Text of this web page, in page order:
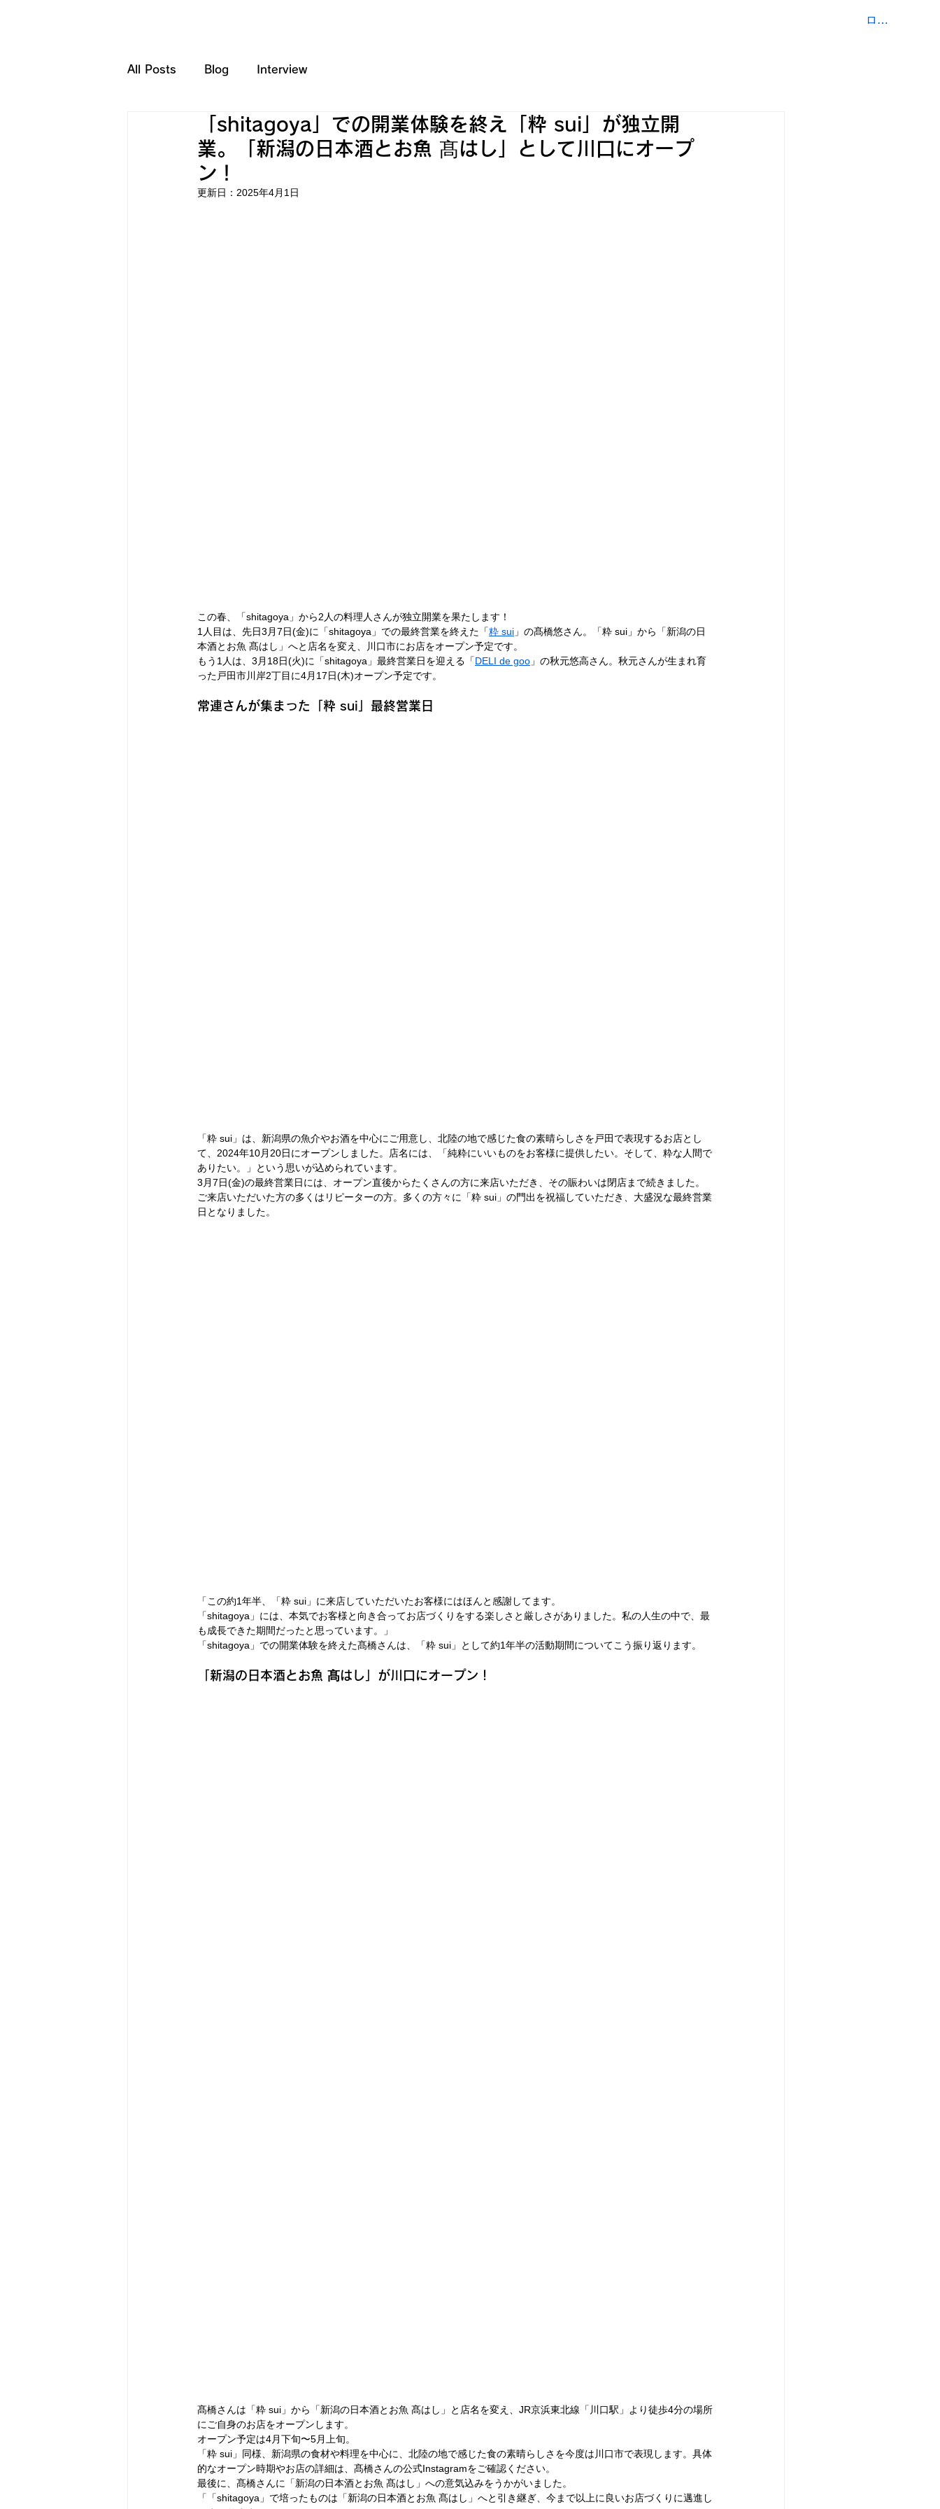
ログイン
All Posts Blog Interview
「shitagoya」での開業体験を終え「粋 sui」が独立開
業。「新潟の日本酒とお魚 髙はし」として川口にオープ
ン！
更新日： 2025年4月1日
この春、「shitagoya」から2人の料理人さんが独立開業を果たします！
1人目は、先日3月7日(金)に「shitagoya」での最終営業を終えた「粋 sui 」の髙橋悠さん。「粋 sui」から「新潟の日
本酒とお魚 髙はし」へと店名を変え、川口市にお店をオープン予定です。
もう1人は、3月18日(火)に「shitagoya」最終営業日を迎える「DELI de goo 」の秋元悠高さん。秋元さんが生まれ育
った戸田市川岸2丁目に4月17日(木)オープン予定です。
常連さんが集まった「粋 sui」最終営業日
「粋 sui」は、新潟県の魚介やお酒を中心にご用意し、北陸の地で感じた食の素晴らしさを戸田で表現するお店とし
て、2024年10月20日にオープンしました。店名には、「純粋にいいものをお客様に提供したい。そして、粋な人間で
ありたい。」という思いが込められています。
3月7日(金)の最終営業日には、オープン直後からたくさんの方に来店いただき、その賑わいは閉店まで続きました。
ご来店いただいた方の多くはリピーターの方。多くの方々に「粋 sui」の門出を祝福していただき、大盛況な最終営業
日となりました。
「この約1年半、「粋 sui」に来店していただいたお客様にはほんと感謝してます。
「shitagoya」には、本気でお客様と向き合ってお店づくりをする楽しさと厳しさがありました。私の人生の中で、最
も成長できた期間だったと思っています。」
「shitagoya」での開業体験を終えた髙橋さんは、「粋 sui」として約1年半の活動期間についてこう振り返ります。
「新潟の日本酒とお魚 髙はし」が川口にオープン！
髙橋さんは「粋 sui」から「新潟の日本酒とお魚 髙はし」と店名を変え、JR京浜東北線「川口駅」より徒歩4分の場所
にご自身のお店をオープンします。
オープン予定は4月下旬〜5月上旬。
「粋 sui」同様、新潟県の食材や料理を中心に、北陸の地で感じた食の素晴らしさを今度は川口市で表現します。具体
的なオープン時期やお店の詳細は、髙橋さんの公式Instagramをご確認ください。
最後に、髙橋さんに「新潟の日本酒とお魚 髙はし」への意気込みをうかがいました。
「「shitagoya」で培ったものは「新潟の日本酒とお魚 髙はし」へと引き継ぎ、今まで以上に良いお店づくりに邁進し